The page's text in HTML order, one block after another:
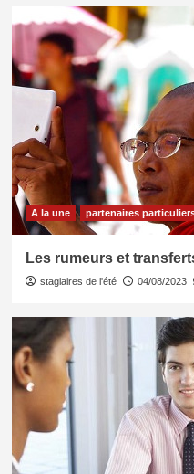
A la une partenaires
Les rumeurs et
stagiaires de l'été 04/08/2023